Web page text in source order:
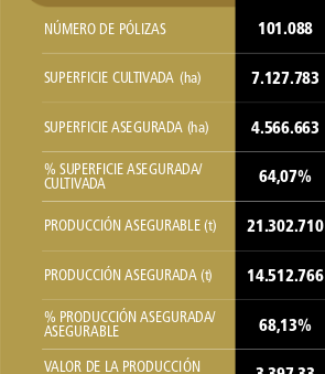
NÚMERO DE PÓLIZAS 101.088
SUPERFICIE CULTIVADA (ha) 7.127.783
SUPERFICIE ASEGURADA (ha) 4.566.663
% SUPERFICIE ASEGURADA/
CULTIVADA 64,07%
PRODUCCIÓN ASEGURABLE (t) 21.302.710
PRODUCCIÓN ASEGURADA (t) 14.512.766
% PRODUCCIÓN ASEGURADA/
ASEGURABLE
68,13%
VALOR DE LA PRODUCCIÓN